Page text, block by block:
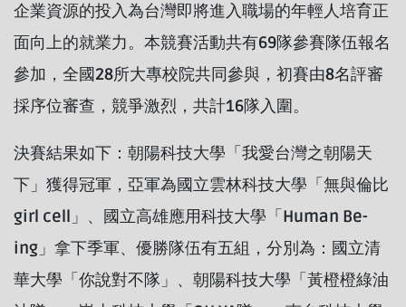
企業資源的投入為台灣即將進入職場的年輕人培育正
面向上的就業力。本競賽活動共有69隊參賽隊伍報名
參加，全國28所大專校院共同參與，初賽由8名評審
採序位審查，競爭激烈，共計16隊入圍。
決賽結果如下：朝陽科技大學「我愛台灣之朝陽天
下」獲得冠軍，亞軍為國立雲林科技大學「無與倫比
girl cell」、國立高雄應用科技大學「Human Be-
ing」拿下季軍、優勝隊伍有五組，分別為：國立清
華大學「你說對不隊」、朝陽科技大學「黃橙橙綠油